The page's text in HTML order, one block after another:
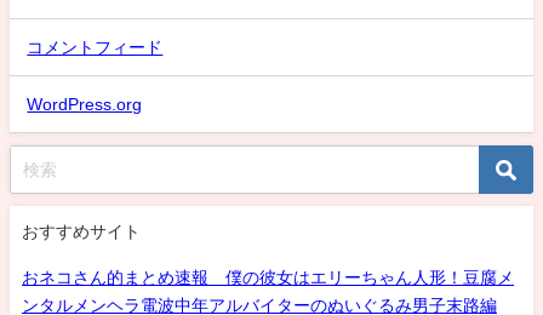
コメントフィード
WordPress.org
おすすめサイト
おネコさん的まとめ速報 僕の彼女はエリーちゃん人形！豆腐メ
ンタルメンヘラ電波中年アルバイターのぬいぐるみ男子末路編